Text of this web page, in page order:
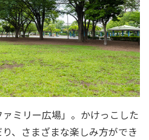
ミリー広場」。かけっこした
、さまざまな楽しみ方ができ